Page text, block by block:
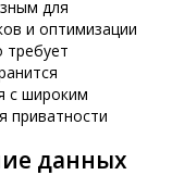
для
и оптимизации
требует
с широким
приватности
данных